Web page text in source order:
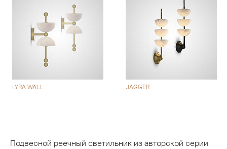
LYRA WALL JAGGER
Подвесной реечный светильник из авторской серии